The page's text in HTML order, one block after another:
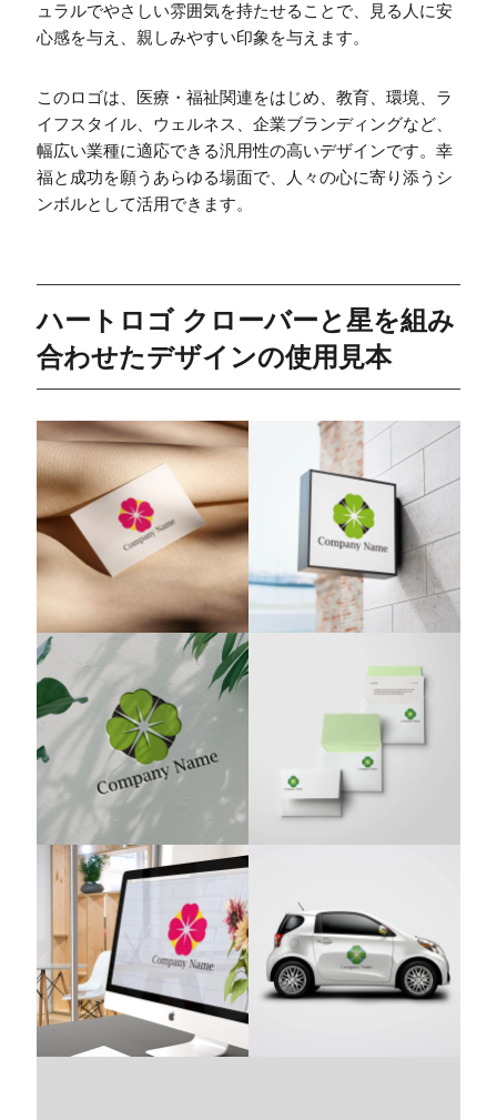
ュラルでやさしい雰囲気を持たせることで、見る人に安
心感を与え、親しみやすい印象を与えます。
このロゴは、医療・福祉関連をはじめ、教育、環境、ラ
イフスタイル、ウェルネス、企業ブランディングなど、
幅広い業種に適応できる汎用性の高いデザインです。幸
福と成功を願うあらゆる場面で、人々の心に寄り添うシ
ンボルとして活用できます。
ハートロゴ クローバーと星を組み
合わせたデザインの使用見本